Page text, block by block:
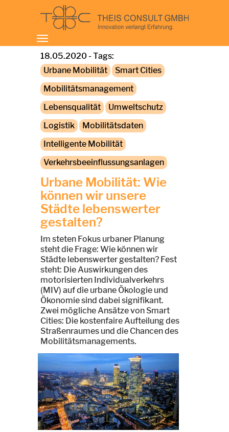
Toggle
navigation
18.05.2020 - Tags:
Urbane Mobilität
Smart Cities
Mobilitätsmanagement
Lebensqualität
Umweltschutz
Logistik
Mobilitätsdaten
Intelligente Mobilität
Verkehrsbeeinflussungsanlagen
Urbane Mobilität: Wie
können wir unsere
Städte lebenswerter
gestalten?
Im steten Fokus urbaner Planung
steht die Frage: Wie können wir
Städte lebenswerter gestalten? Fest
steht: Die Auswirkungen des
motorisierten Individualverkehrs
(MIV) auf die urbane Ökologie und
Ökonomie sind dabei signifikant.
Zwei mögliche Ansätze von Smart
Cities: Die kostenfaire Aufteilung des
Straßenraumes und die Chancen des
Mobilitätsmanagements.